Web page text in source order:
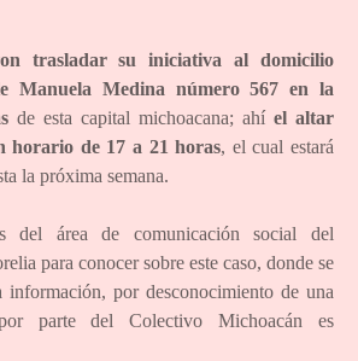
trasladar su iniciativa al domicilio
Manuela Medina número 567 en la
de esta capital michoacana; ahí el altar
horario de 17 a 21 horas, el cual estará
la próxima semana.
del área de comunicación social del
para conocer sobre este caso, donde se
por desconocimiento de una
parte del Colectivo Michoacán es